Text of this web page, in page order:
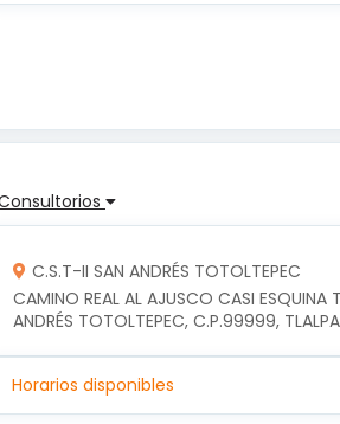
C.S.T-II SAN ANDRÉS TOTOLTEPEC
CAMINO REAL AL AJUSCO CASI ESQUINA
ANDRÉS TOTOLTEPEC, C.P.99999,
Horarios disponibles